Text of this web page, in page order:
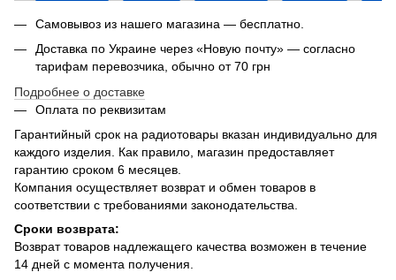
Самовывоз из нашего магазина — бесплатно.
Доставка по Украине через «Новую почту» — согласно
тарифам перевозчика, обычно от 70 грн
Подробнее о доставке
Оплата по реквизитам
Гарантийный срок на радиотовары вказан индивидуально для
каждого изделия. Как правило, магазин предоставляет
гарантию сроком 6 месяцев.
Компания осуществляет возврат и обмен товаров в
соответствии с требованиями законодательства.
Сроки возврата:
Возврат товаров надлежащего качества возможен в течение
14 дней с момента получения.